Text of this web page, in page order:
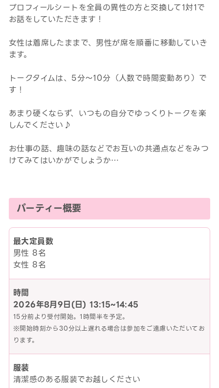
プロフィールシートを全員の異性の方と交換して1対1で
お話をしていただきます！
女性は着席したままで、男性が席を順番に移動していき
ます。
トークタイムは、5分～10分（人数で時間変動あり）で
す！
あまり硬くならず、いつもの自分でゆっくりトークを楽
しんでください♪
お仕事の話、趣味の話などでお互いの共通点などをみつ
けてみてはいかがでしょうか…
パーティー概要
最大定員数
男性 8名
女性 8名
時間
2026年8月9日(日)13:15~14:45
15分前より受付開始。1時間半を予定。
※開始時刻から30分以上遅れる場合は参加をご遠慮いただいてお
ります。
服装
清潔感のある服装でお越しください